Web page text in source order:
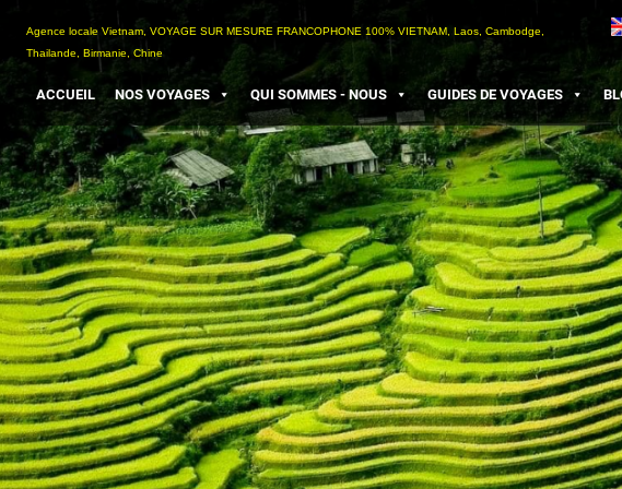
Agence locale Vietnam, VOYAGE SUR MESURE FRANCOPHONE 100% VIETNAM, Laos, Cambodge,
Thailande, Birmanie, Chine
ACCUEIL NOS VOYAGES QUI SOMMES - NOUS GUIDES DE VOYAGES